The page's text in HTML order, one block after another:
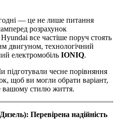
— це не лише питання
розрахунок
все частіше поруч стоять
двигуном, технологічний
електромобіль IONIQ.
чесне порівняння
щоб ви могли обрати варіант,
вашому стилю життя.
Перевірена надійність